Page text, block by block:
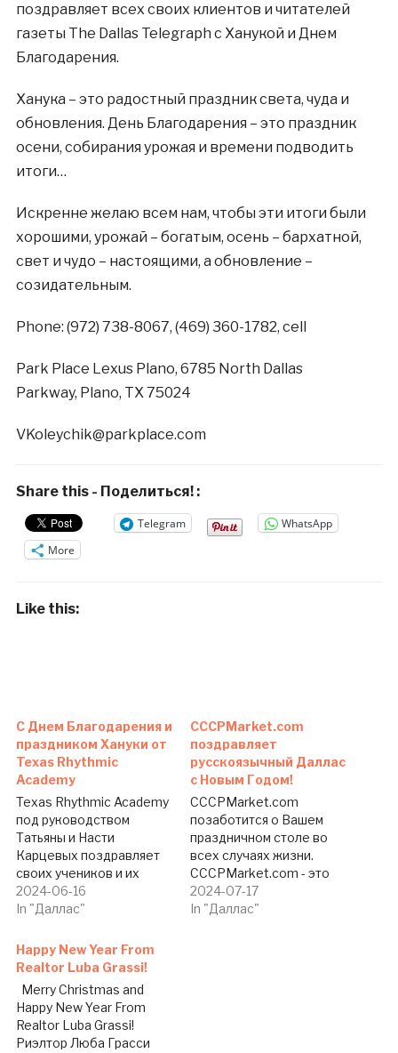
поздравляет всех своих клиентов и читателей
газеты The Dallas Telegraph c Ханукой и Днем
Благодарения.
Ханука – это радостный праздник света, чуда и
обновления. День Благодарения – это праздник
осени, собирания урожая и времени подводить
итоги…
Искренне желаю всем нам, чтобы эти итоги были
хорошими, урожай – богатым, осень – бархатной,
свет и чудо – настоящими, а обновление –
созидательным.
Phone: (972) 738-8067, (469) 360-1782, сell
Park Place Lexus Plano, 6785 North Dallas
Parkway, Plano, TX 75024
VKoleychik@parkplace.com
Share this - Поделиться! :
Telegram
WhatsApp
More
Like this:
C Днем Благодарения и
праздником Хануки от
Texas Rhythmic
Academy
Texas Rhythmic Academy
под руководством
Татьяны и Насти
Карцевых поздравляет
своих учеников и их
родителей, а также
читателей газеты The
Благодарения и
праздником Хануки! Мы
этих двух светлых
праздников - красота,
гармония и
2024-06-16
In "Даллас"
CCCPMarket.com
поздравляет
русскоязычный Даллас
с Новым Годом!
CCCPMarket.com
позаботится о Вашем
праздничном столе во
всех случаях жизни.
CCCPMarket.com - это
продукты со всего света
на одном сайте. В
2024-07-17
In "Даллас"
Happy New Year From
Realtor Luba Grassi!
Merry Christmas and
Happy New Year From
Realtor Luba Grassi!
Риэлтор Люба Грасси